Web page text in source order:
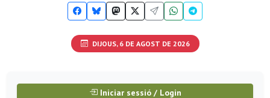
DIJOUS, 6 DE AGOST DE 2026
Iniciar sessió / Login